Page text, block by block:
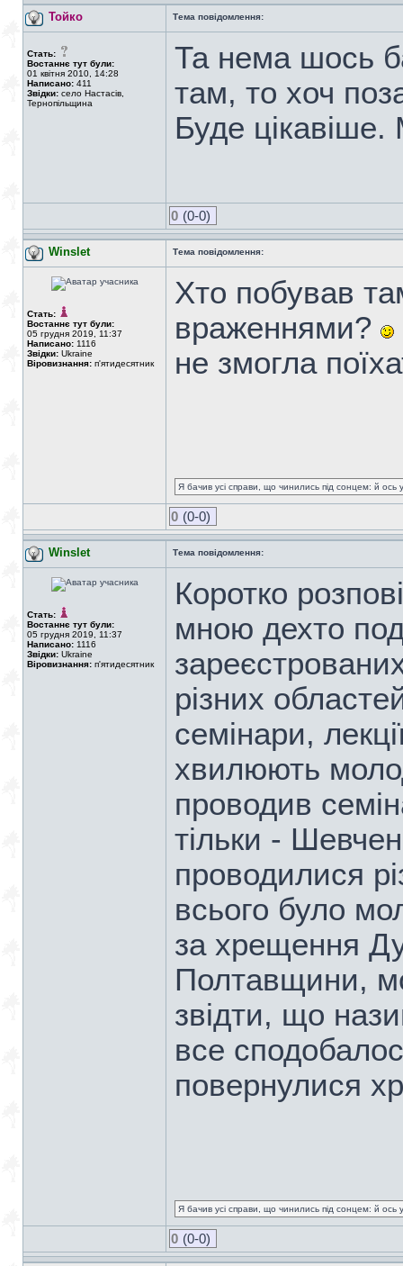
Тойко Тема повідомлення:
Стать:
Востаннє тут були:
01 квітня 2010, 14:28
Написано: 411
Звідки: село Настасів,
Тернопільщина
Та нема шось
там, то хоч
Буде
0 (0-0)
Winslet Тема повідомлення:
Стать:
Востаннє тут були:
05 грудня 2019, 11:37
Написано: 1116
Звідки: Ukraine
Віровизнання: п'ятидесятник
Хто побував
враженнями?
не змогла
Я бачив усі справи, що чинились під сонцем: й ось
0 (0-0)
Winslet Тема повідомлення:
Стать:
Востаннє тут були:
05 грудня 2019, 11:37
Написано: 1116
Звідки: Ukraine
Віровизнання: п'ятидесятник
Коротко
мною дехто
різних
семінари,
хвилюють
проводив
тільки -
проводилися
всього було
за хрещення
Полтавщини,
звідти, що
все
повернулися
Я бачив усі справи, що чинились під сонцем: й ось
0 (0-0)